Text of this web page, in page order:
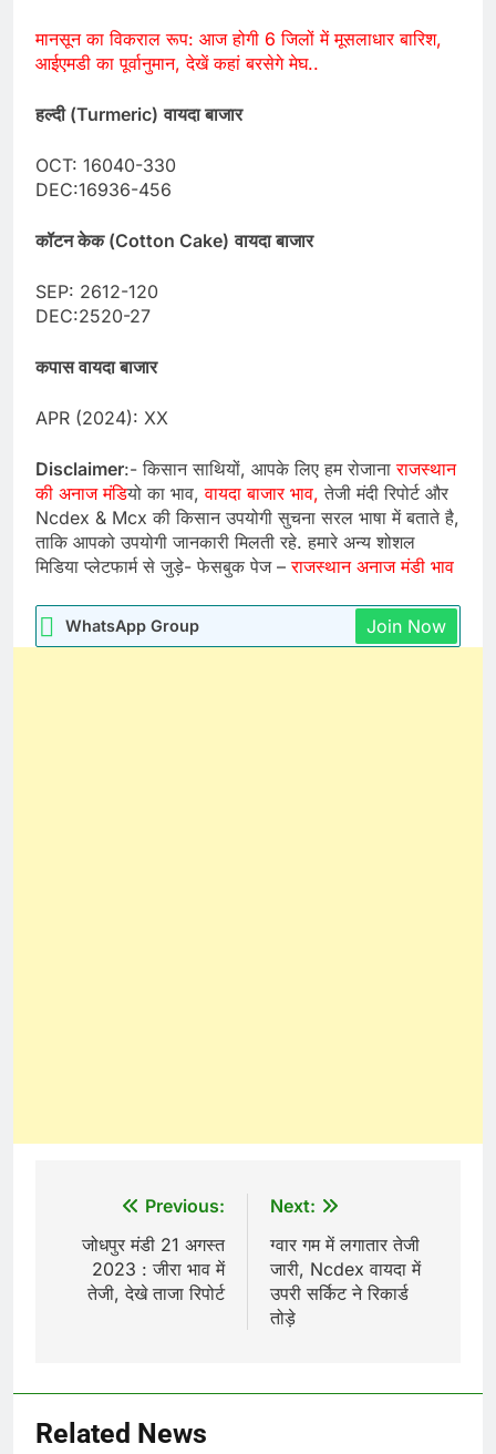
मानसून का विकराल रूप: आज होगी 6 जिलों में मूसलाधार बारिश,
आईएमडी का पूर्वानुमान, देखें कहां बरसेगे मेघ..
हल्दी (Turmeric) वायदा बाजार
OCT: 16040-330
DEC:16936-456
कॉटन केक (Cotton Cake) वायदा बाजार
SEP: 2612-120
DEC:2520-27
कपास वायदा बाजार
APR (2024): XX
Disclaimer:- किसान साथियों, आपके लिए हम रोजानाराजस्थान
की अनाज मंडियो का भाव, वायदा बाजार भाव, तेजी मंदी रिपोर्ट और
Ncdex & Mcx की किसान उपयोगी सुचना सरल भाषा में बताते है,
ताकि आपको उपयोगी जानकारी मिलती रहे. हमारे अन्य शोशल
मिडिया प्लेटफार्म से जुड़े- फेसबुक पेज –राजस्थान अनाज मंडी भाव
WhatsApp Group Join Now
navigation
Previous:
जोधपुर मंडी 21 अगस्त
2023 : जीरा भाव में
तेजी, देखे ताजा रिपोर्ट
Next:
ग्वार गम में लगातार तेजी
जारी, Ncdex वायदा में
उपरी सर्किट ने रिकार्ड
तोड़े
Related News